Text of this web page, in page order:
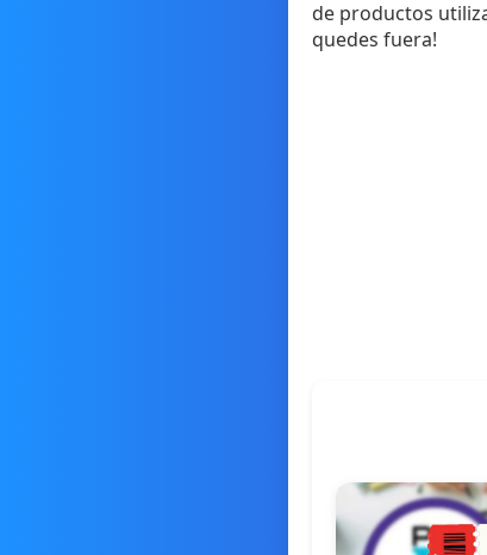
de productos
quedes fuera!